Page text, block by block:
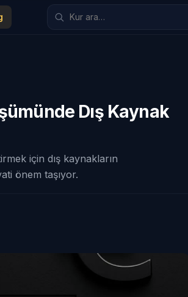
Dış Kaynak
için dış kaynakların
önem taşıyor.